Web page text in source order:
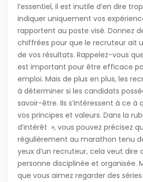
l’essentiel, il est inutile d’en dire
indiquer uniquement vos
rapportent au poste visé. Donnez
chiffrées pour que le recruteur ait
de vos résultats. Rappelez-vous
est important pour être efficace
emploi. Mais de plus en plus, les
à déterminer si les candidats
savoir-être. Ils s’intéressent à ce à
vos principes et valeurs. Dans la
d’intérêt », vous pouvez précisez
régulièrement au marathon tenu
yeux d’un recruteur, cela veut dire
personne disciplinée et organisée.
que vous aimez regarder des